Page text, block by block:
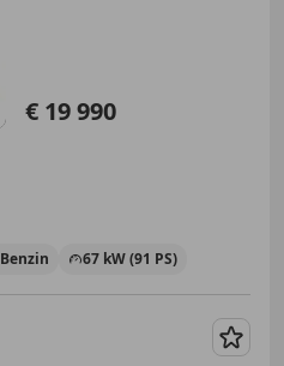
€ 19 990
Benzin 67 kW (91 PS)